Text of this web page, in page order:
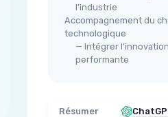
l’industrie
Accompagnement du
technologique
— Intégrer
performante
Résumer